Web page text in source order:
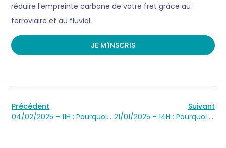
réduire l’empreinte carbone de votre fret grâce au
ferroviaire et au fluvial.
JE M'INSCRIS
Suivant
21/01/2025 – 14H : Pourquoi décarboner votre fret grâce au report modal est à votre portée ?
Précédent
04/02/2025 – 11H : Pourquoi décarboner votre fret grâce au report modal est à votre portée ?